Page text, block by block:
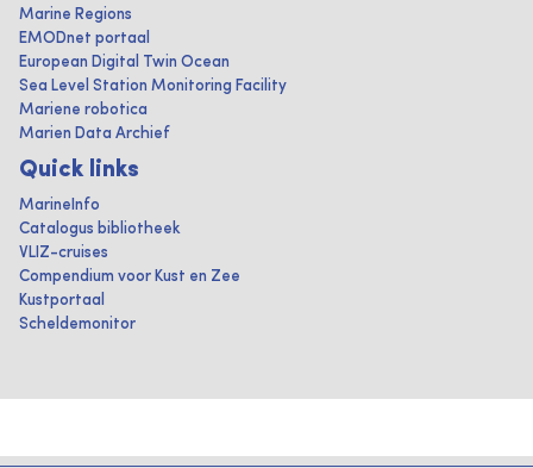
Marine Regions
EMODnet portaal
European Digital Twin Ocean
Sea Level Station Monitoring Facility
Mariene robotica
Marien Data Archief
Quick links
MarineInfo
Catalogus bibliotheek
VLIZ-cruises
Compendium voor Kust en Zee
Kustportaal
Scheldemonitor